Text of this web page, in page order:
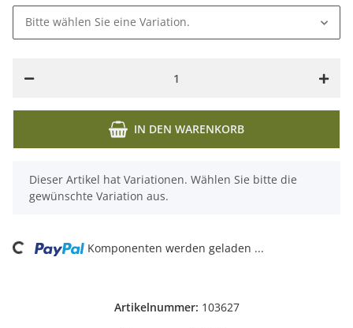
Artikelnummer: 103627
Bitte wählen Sie eine Variation.
IN DEN WARENKORB
x
Dieser Artikel hat Variationen. Wählen Sie bitte die
gewünschte Variation aus.
Komponenten werden geladen ...